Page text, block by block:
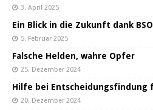
3. April 2025
Ein Blick in die Zukunft dank BSO
5. Februar 2025
Falsche Helden, wahre Opfer
25. Dezember 2024
Hilfe bei Entscheidungsfindung
20. Dezember 2024